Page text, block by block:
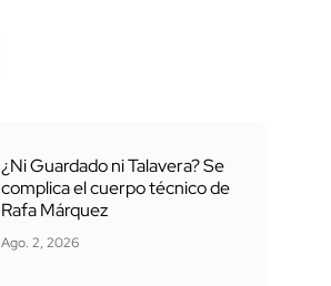
¿Ni Guardado ni Talavera? Se
complica el cuerpo técnico de
Rafa Márquez
Ago. 2, 2026